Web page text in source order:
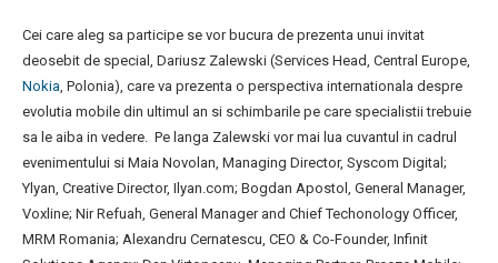
Cei care aleg sa participe se vor bucura de prezenta unui invitat
deosebit de special, Dariusz Zalewski (Services Head, Central Europe,
Nokia , Polonia), care va prezenta o perspectiva internationala despre
evolutia mobile din ultimul an si schimbarile pe care specialistii trebuie
sa le aiba in vedere. Pe langa Zalewski vor mai lua cuvantul in cadrul
evenimentului si Maia Novolan, Managing Director, Syscom Digital;
Ylyan, Creative Director, Ilyan.com; Bogdan Apostol, General Manager,
Voxline; Nir Refuah, General Manager and Chief Techonology Officer,
MRM Romania; Alexandru Cernatescu, CEO & Co-Founder, Infinit